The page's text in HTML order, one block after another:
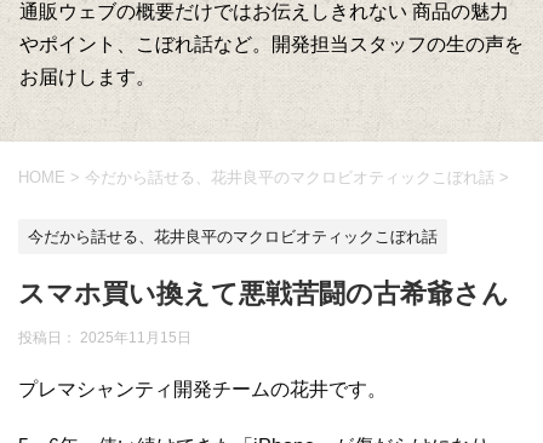
通販ウェブの概要だけではお伝えしきれない 商品の魅力
やポイント、こぼれ話など。開発担当スタッフの生の声を
お届けします。
HOME > 今だから話せる、花井良平のマクロビオティックこぼれ話 >
今だから話せる、花井良平のマクロビオティックこぼれ話
スマホ買い換えて悪戦苦闘の古希爺さん
投稿日： 2025年11月15日
プレマシャンティ開発チームの花井です。